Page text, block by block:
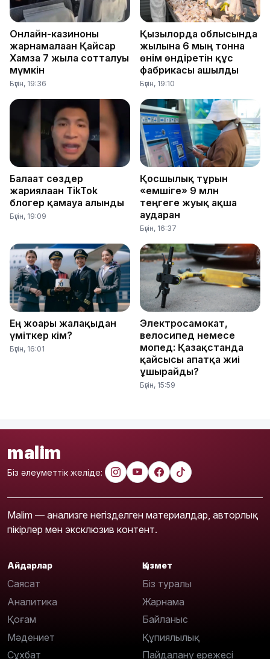
Онлайн-казиноны
жарнамалаған Қайсар
Хамза 7 жылға сотталуы
мүмкін
Бүгін, 19:36
Қызылорда облысында
жылына 6 мың тонна
өнім өндіретін құс
фабрикасы ашылды
Бүгін, 19:10
Балағат сөздер
жариялаған TikTok
блогер қамауға алынды
Бүгін, 19:09
Қосшылық тұрғын
«емшіге» 9 млн
теңгеге жуық ақша
аударған
Бүгін, 16:37
Ең жоғары жалақыдан
үміткер кім?
Бүгін, 16:01
Электросамокат,
велосипед немесе
мопед: Қазақстанда
қайсысы апатқа жиі
ұшырайды?
Бүгін, 15:59
malim
Біз әлеуметтік желіде:
Malim — анализге негізделген материалдар, авторлық
пікірлер мен эксклюзив контент.
Айдарлар
Саясат
Аналитика
Қоғам
Мәдениет
Сұхбат
Қызмет
Біз туралы
Жарнама
Байланыс
Құпиялылық
Пайдалану ережесі